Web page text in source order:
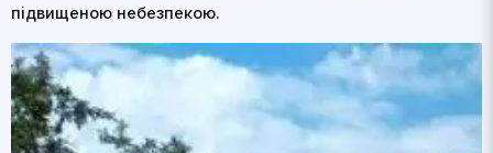
підвищеною небезпекою.